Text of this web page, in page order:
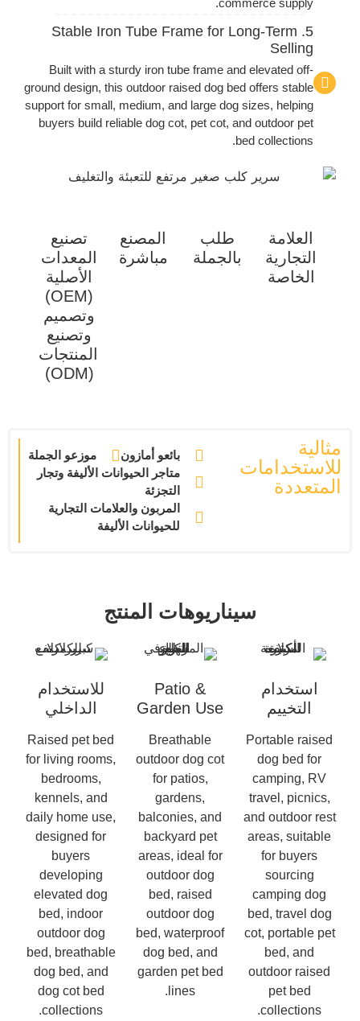
5. Stable Iron Tube Frame for Long-Term
Selling
Built with a sturdy iron tube frame and elevated off-
ground design, this outdoor raised dog bed offers stable
support for small, medium, and large dog sizes, helping
buyers build reliable dog cot, pet cot, and outdoor pet
bed collections.
العلامة
التجارية
الخاصة
طلب
بالجملة
المصنع
مباشرة
تصنيع
المعدات
الأصلية
(OEM)
وتصميم
وتصنيع
المنتجات
(ODM)
مثالية
للاستخدامات
المتعددة
بائعو أمازون
موزعو الجملة
متاجر الحيوانات الأليفة وتجار
التجزئة
المربون والعلامات التجارية
للحيوانات الأليفة
سيناريوهات المنتج
استخدام
التخييم
Portable raised
dog bed for
camping, RV
travel, picnics,
and outdoor rest
areas, suitable
for buyers
sourcing
camping dog
bed, travel dog
cot, portable pet
bed, and
outdoor raised
pet bed
collections.
Patio &
Garden Use
Breathable
outdoor dog cot
for patios,
gardens,
balconies, and
backyard pet
areas, ideal for
outdoor dog
bed, raised
outdoor dog
bed, waterproof
dog bed, and
garden pet bed
lines.
للاستخدام
الداخلي
Raised pet bed
for living rooms,
bedrooms,
kennels, and
daily home use,
designed for
buyers
developing
elevated dog
bed, indoor
outdoor dog
bed, breathable
dog bed, and
dog cot bed
collections.